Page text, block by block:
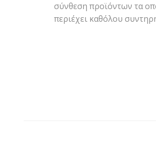
σύνθεση προϊόντων τα
περιέχει καθόλου